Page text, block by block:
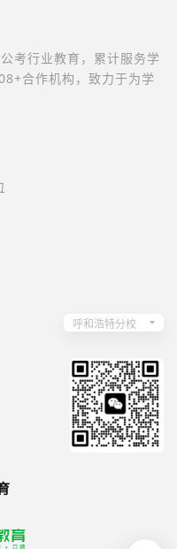
考行业教育，累计服务学
合作机构，致力于为学
呼和浩特分校